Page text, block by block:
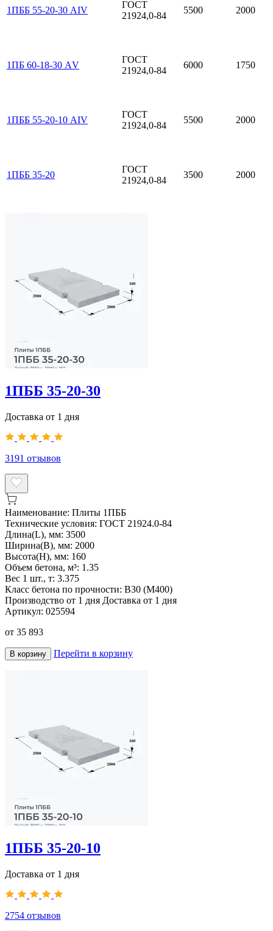
1ПББ 55-20-30 АIV
ГОСТ
21924,0-84
5500 2000
1ПБ 60-18-30 АV
ГОСТ
21924,0-84
6000 1750
1ПББ 55-20-10 АIV
ГОСТ
21924,0-84
5500 2000
1ПББ 35-20
ГОСТ
21924,0-84
3500 2000
1ПББ 35-20-30
Доставка от 1 дня
3191 отзывов
Наименование: Плиты 1ПББ
Технические условия: ГОСТ 21924.0-84
Длина(L), мм: 3500
Ширина(B), мм: 2000
Высота(H), мм: 160
Объем бетона, м³: 1.35
Вес 1 шт., т: 3.375
Класс бетона по прочности: В30 (М400)
Производство от 1 дня Доставка от 1 дня
Артикул: 025594
от 35 893
В корзину Перейти в корзину
1ПББ 35-20-10
Доставка от 1 дня
2754 отзывов